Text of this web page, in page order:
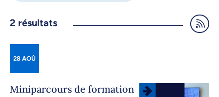
2 résultats
28 AOÛ
Miniparcours de formation